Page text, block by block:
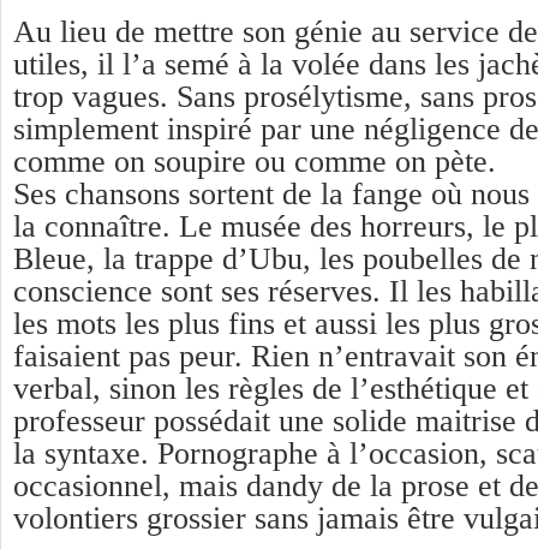
Au lieu de mettre son génie au service
utiles, il l’a semé à la volée dans les
trop vagues. Sans prosélytisme, sans
simplement inspiré par une négligence
comme on soupire ou comme on pète.
Ses chansons sortent de la fange où
la connaître. Le musée des horreurs, le
Bleue, la trappe d’Ubu, les poubelles de
conscience sont ses réserves. Il les
les mots les plus fins et aussi les plus
faisaient pas peur. Rien n’entravait son
verbal, sinon les règles de l’esthétique
professeur possédait une solide maitrise
la syntaxe. Pornographe à l’occasion,
occasionnel, mais dandy de la prose et
volontiers grossier sans jamais être